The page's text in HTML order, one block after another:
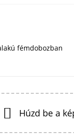
fémdobozban
Húzd be a